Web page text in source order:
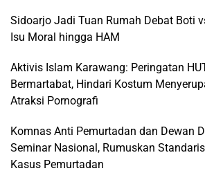
Sidoarjo Jadi Tuan Rumah Debat Boti
Isu Moral hingga HAM
Aktivis Islam Karawang: Peringatan
Bermartabat, Hindari Kostum
Atraksi Pornografi
Komnas Anti Pemurtadan dan Dewan
Seminar Nasional, Rumuskan
Kasus Pemurtadan